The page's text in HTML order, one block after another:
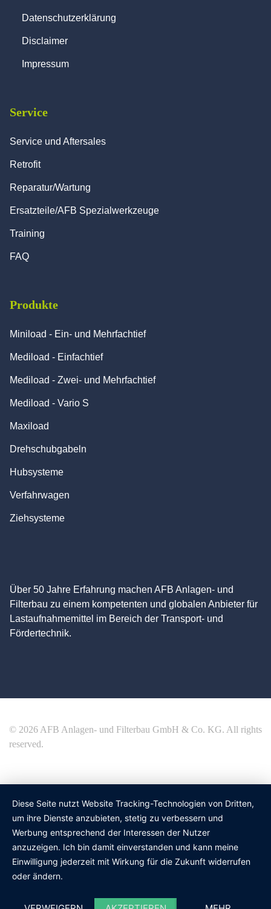
Datenschutzerklärung
Disclaimer
Impressum
Service
Service und Aftersales
Retrofit
Reparatur/Wartung
Ersatzteile/AFB Spezialwerkzeuge
Training
FAQ
Produkte
Miniload - Ein- und Mehrfachtief
Mediload - Einfachtief
Mediload - Zwei- und Mehrfachtief
Mediload - Vario S
Maxiload
Drehschubgabeln
Hubsysteme
Verfahrwagen
Ziehsysteme
Über 50 Jahre Erfahrung machen AFB Anlagen- und
Filterbau zu einem kompetenten und globalen Anbieter für
Lastaufnahmemittel im Bereich der Transport- und
Fördertechnik.
© 2026 AFB Anlagen- und Filterbau GmbH & Co. KG. All rights
reserved.
Diese Seite nutzt Website Tracking-Technologien von Dritten,
um ihre Dienste anzubieten, stetig zu verbessern und
Werbung entsprechend der Interessen der Nutzer
anzuzeigen. Ich bin damit einverstanden und kann meine
Einwilligung jederzeit mit Wirkung für die Zukunft widerrufen
oder ändern.